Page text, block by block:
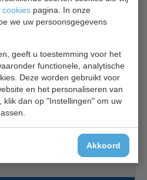
cookies pagina. In onze
we uw persoonsgegevens
geeft u toestemming voor het
functionele, analytische
Deze worden gebruikt voor
en het personaliseren van
klik dan op "Instellingen" om uw
Akkoord
voor jou?
Ramekins W421
12 stuks
30,50 € 29,00
Schaal/Kom bekijken
Olympia Ramekins W414
€ 24,00